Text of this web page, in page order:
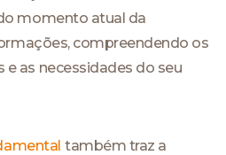
momento atual da
compreendendo os
as necessidades do seu
também traz a